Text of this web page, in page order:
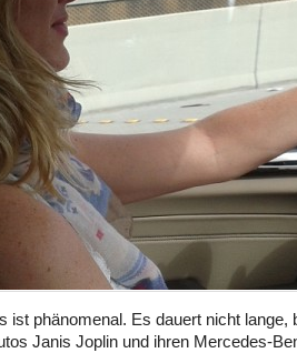
ist phänomenal. Es dauert nicht lange,
Janis Joplin und ihren Mercedes-